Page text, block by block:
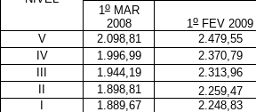
1oMAR
2008
1oFEV 2009
V 2.098,81 2.479,55
IV
1.996,99 2.370,79
1.944,19 2.313,96
1.898,81 2.259,47
1.889,67 2.248,83